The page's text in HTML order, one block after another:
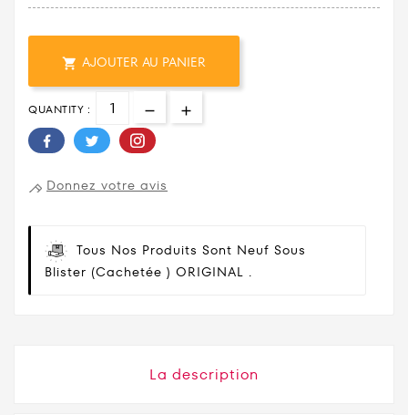
 AJOUTER AU PANIER
QUANTITY :
Donnez votre avis
Tous Nos Produits Sont Neuf Sous
Blister (cachetée ) ORIGINAL .
La description